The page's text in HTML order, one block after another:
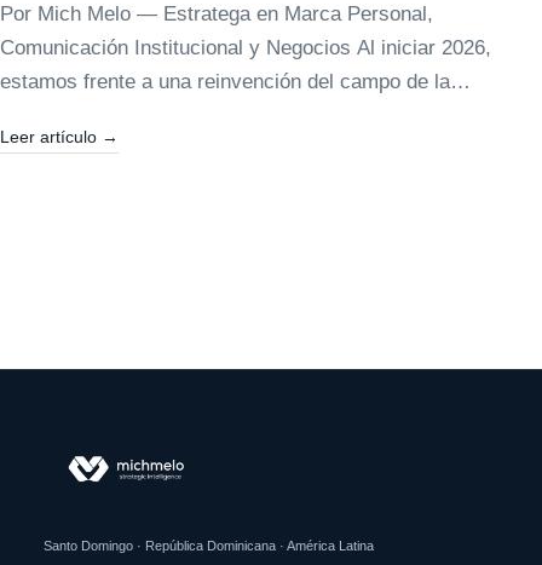
Por Mich Melo — Estratega en Marca Personal,
Comunicación Institucional y Negocios Al iniciar 2026,
estamos frente a una reinvención del campo de la
Leer artículo →
Santo Domingo · República Dominicana · América Latina